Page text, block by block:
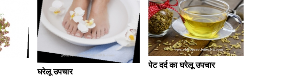
घरेलू उपचार
पेट दर्द का घरेलू उपचार